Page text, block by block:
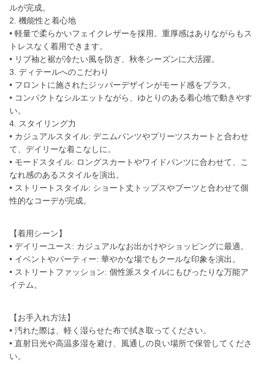
ルが完成。
2. 機能性と着心地
• 軽量で柔らかいフェイクレザーを採用。重厚感はありながらもス
トレスなく着用できます。
• リブ袖と裾が冷たい風を防ぎ、秋冬シーズンに大活躍。
3. ディテールへのこだわり
• フロントに施されたジッパーデザインがモード感をプラス。
• コンパクトなシルエットながら、ゆとりのある着心地で動きやす
い。
4. スタイリング力
• カジュアルスタイル: デニムパンツやプリーツスカートと合わせ
て、デイリーな着こなしに。
• モードスタイル: ロングスカートやワイドパンツに合わせて、こ
なれ感のあるスタイルを演出。
• ストリートスタイル: ショート丈トップスやブーツと合わせて個
性的なコーデが完成。
【着用シーン】
• デイリーユース: カジュアルなお出かけやショッピングに最適。
• イベントやパーティー: 華やかな場でもクールな印象を演出。
• ストリートファッション: 個性派スタイルにもぴったりな万能ア
イテム。
【お手入れ方法】
• 汚れた際は、軽く湿らせた布で拭き取ってください。
• 直射日光や高温多湿を避け、風通しの良い場所で保管してくださ
い。